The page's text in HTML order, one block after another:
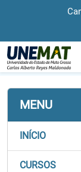
Página Inicial
MENU
INÍCIO
CURSOS